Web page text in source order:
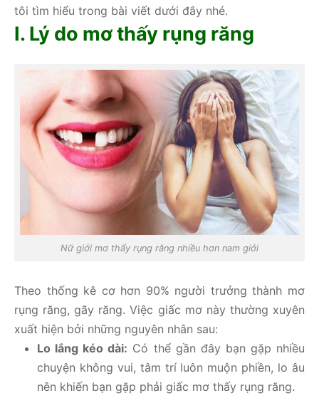
tôi tìm hiểu trong bài viết dưới đây nhé.
I. Lý do mơ thấy rụng răng
Nữ giới mơ thấy rụng răng nhiều hơn nam giới
Theo thống kê cơ hơn 90% người trưởng thành mơ
rụng răng, gãy răng. Việc giấc mơ này thường xuyên
xuất hiện bởi những nguyên nhân sau:
Lo lắng kéo dài: Có thể gần đây bạn gặp nhiều
chuyện không vui, tâm trí luôn muộn phiền, lo âu
nên khiến bạn gặp phải giấc mơ thấy rụng răng.